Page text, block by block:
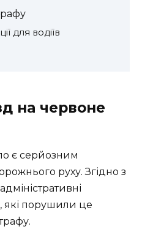
для водіїв
на червоне
є серйозним
руху. Згідно з
які порушили це